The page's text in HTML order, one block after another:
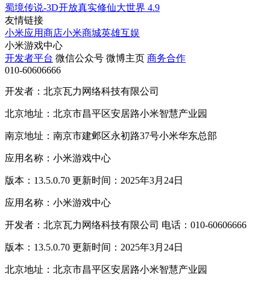
蜀境传说-3D开放真实修仙大世界 4.9
友情链接
小米应用商店小米商城英雄互娱
小米游戏中心
开发者平台 微信公众号 微博主页 商务合作
010-60606666
开发者：北京瓦力网络科技有限公司
北京地址：北京市昌平区安居路小米智慧产业园
南京地址：南京市建邺区永初路37号小米华东总部
应用名称：小米游戏中心
版本：13.5.0.70 更新时间：2025年3月24日
应用名称：小米游戏中心
开发者：北京瓦力网络科技有限公司 电话：010-60606666
版本：13.5.0.70 更新时间：2025年3月24日
北京地址：北京市昌平区安居路小米智慧产业园